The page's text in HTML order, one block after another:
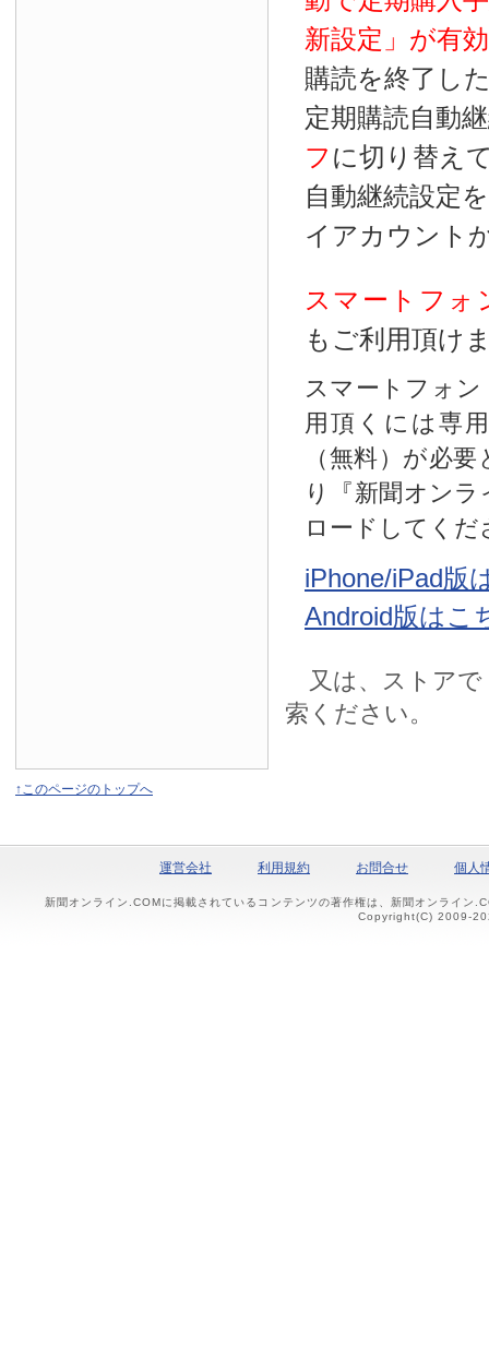
新設定」が有効
購読を終了し
定期購読自動
フ に切り替え
自動継続設定
イアカウント
スマートフォ
もご利用頂け
スマートフォ
用頂くには専
（無料）が必
り『新聞オン
ロードしてくだ
iPhone/iPad版
Android版はこ
又は、ストアで
索ください。
↑このページのトップへ
運営会社 利用規約 お問合せ 個人
新聞オンライン.COMに掲載されているコンテンツの著作権は、新聞オンライン
Copyright(C) 2009-